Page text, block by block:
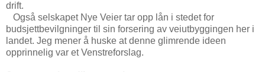
drift.
Også selskapet Nye Veier tar opp lån i stedet for
budsjettbevilgninger til sin forsering av veiutbyggingen her i
landet. Jeg mener å huske at denne glimrende ideen
opprinnelig var et Venstreforslag.